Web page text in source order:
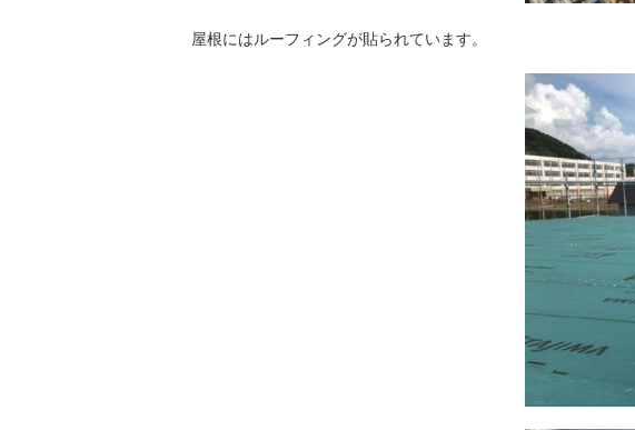
屋根にはルーフィングが貼られています。